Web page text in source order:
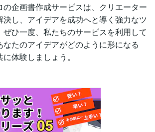
の企画書作成サービスは、クリエーター
決し、アイデアを成功へと導く強力なツ
ぜひ一度、私たちのサービスを利用して
たのアイデアがどのように形になる
体験しましょう。